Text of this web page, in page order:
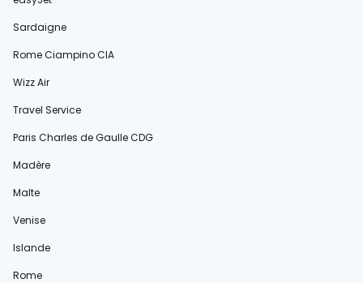
Sardaigne
Rome Ciampino CIA
Wizz Air
Travel Service
Paris Charles de Gaulle CDG
Madère
Malte
Venise
Islande
Rome